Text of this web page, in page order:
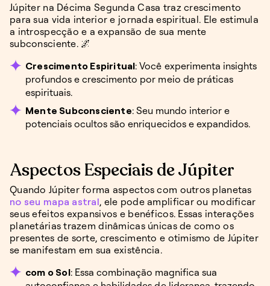
Júpiter na Décima Segunda Casa traz crescimento
para sua vida interior e jornada espiritual. Ele estimula
a introspecção e a expansão de sua mente
subconsciente. 🌌
Crescimento Espiritual: Você experimenta insights
profundos e crescimento por meio de práticas
espirituais.
Mente Subconsciente: Seu mundo interior e
potenciais ocultos são enriquecidos e expandidos.
Aspectos Especiais de Júpiter
Quando Júpiter forma aspectos com outros planetas
no seu mapa astral, ele pode amplificar ou modificar
seus efeitos expansivos e benéficos. Essas interações
planetárias trazem dinâmicas únicas de como os
presentes de sorte, crescimento e otimismo de Júpiter
se manifestam em sua existência.
com o Sol: Essa combinação magnifica sua